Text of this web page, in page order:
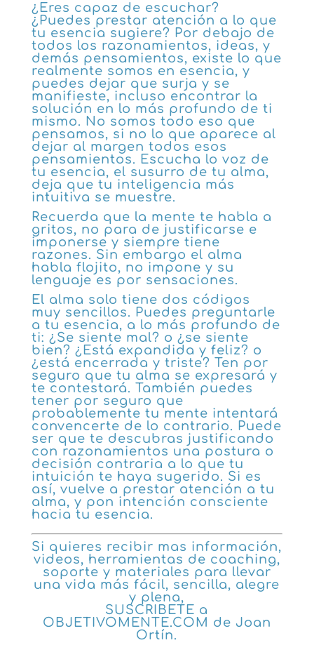
¿Eres capaz de escuchar?
¿Puedes prestar atención a lo que
tu esencia sugiere? Por debajo de
todos los razonamientos, ideas, y
demás pensamientos, existe lo que
realmente somos en esencia, y
puedes dejar que surja y se
manifieste, incluso encontrar la
solución en lo más profundo de ti
mismo. No somos todo eso que
pensamos, si no lo que aparece al
dejar al margen todos esos
pensamientos. Escucha lo voz de
tu esencia, el susurro de tu alma,
deja que tu inteligencia más
intuitiva se muestre.
Recuerda que la mente te habla a
gritos, no para de justificarse e
imponerse y siempre tiene
razones. Sin embargo el alma
habla flojito, no impone y su
lenguaje es por sensaciones.
El alma solo tiene dos códigos
muy sencillos. Puedes preguntarle
a tu esencia, a lo más profundo de
ti: ¿Se siente mal? o ¿se siente
bien? ¿Está expandida y feliz? o
¿está encerrada y triste? Ten por
seguro que tu alma se expresará y
te contestará. También puedes
tener por seguro que
probablemente tu mente intentará
convencerte de lo contrario. Puede
ser que te descubras justificando
con razonamientos una postura o
decisión contraria a lo que tu
intuición te haya sugerido. Si es
así, vuelve a prestar atención a tu
alma, y pon intención consciente
hacia tu esencia.
Si quieres recibir mas información,
videos, herramientas de coaching,
soporte y materiales para llevar
una vida más fácil, sencilla, alegre
y plena,
SUSCRIBETE a
OBJETIVOMENTE.COM de Joan
Ortín.